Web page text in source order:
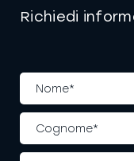
Richiedi